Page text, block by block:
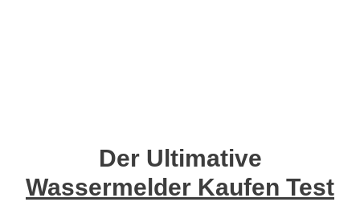
Der Ultimative
Wassermelder Kaufen Test